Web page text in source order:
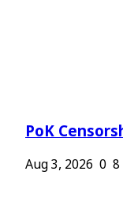
PoK
Aug 3, 2026 0 8